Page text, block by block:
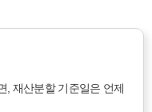
, 재산분할 기준일은 언제